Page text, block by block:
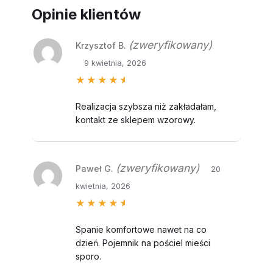
Opinie klientów
Oceniono
na 5
Krzysztof B. (zweryfikowany)
9 kwietnia, 2026
Realizacja szybsza niż zakładałam,
kontakt ze sklepem wzorowy.
Oceniono
na 5
Paweł G. (zweryfikowany)
20
kwietnia, 2026
Spanie komfortowe nawet na co
dzień. Pojemnik na pościel mieści
sporo.